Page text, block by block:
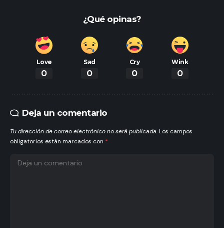
¿Qué opinas?
Love
0
Sad
0
Cry
0
Wink
0
Deja un comentario
Tu dirección de correo electrónico no será publicada. Los campos
obligatorios están marcados con *